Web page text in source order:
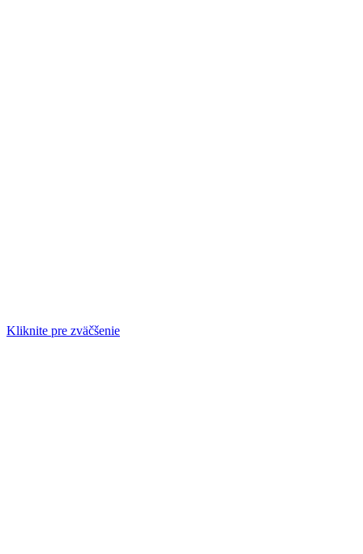
Kliknite pre zväčšenie